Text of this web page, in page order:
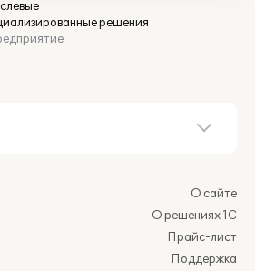
решения
О сайте
О решениях 1С
Прайс-лист
Поддержка